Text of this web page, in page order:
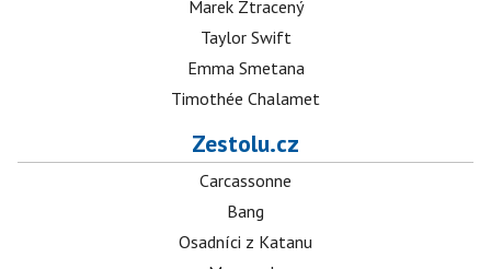
Marek Ztracený
Taylor Swift
Emma Smetana
Timothée Chalamet
Zestolu.cz
Carcassonne
Bang
Osadníci z Katanu